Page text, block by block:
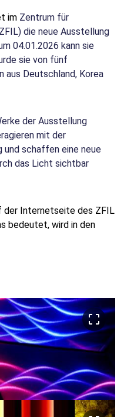
im Zentrum für
die neue Ausstellung
04.01.2026 kann sie
sie von fünf
aus Deutschland, Korea
der Ausstellung
mit der
und schaffen eine neue
das Licht sichtbar
der Internetseite des ZFIL
bedeutet, wird in den
crop_free